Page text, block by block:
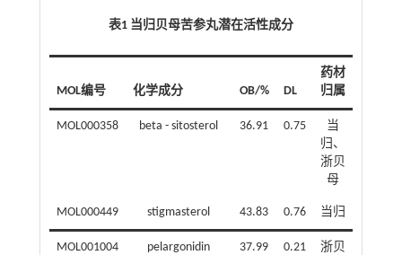
表1 当归贝母苦参丸潜在活性成分
MOL编号 化学成分 OB/% DL
药材
归属
MOL000358 beta - sitosterol 36.91 0.75
当
归、
浙贝
母
MOL000449 stigmasterol 43.83 0.76 当归
MOL001004 pelargonidin 37.99 0.21
浙贝